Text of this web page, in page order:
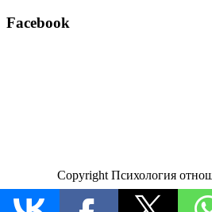
Facebook
Copyright Психология